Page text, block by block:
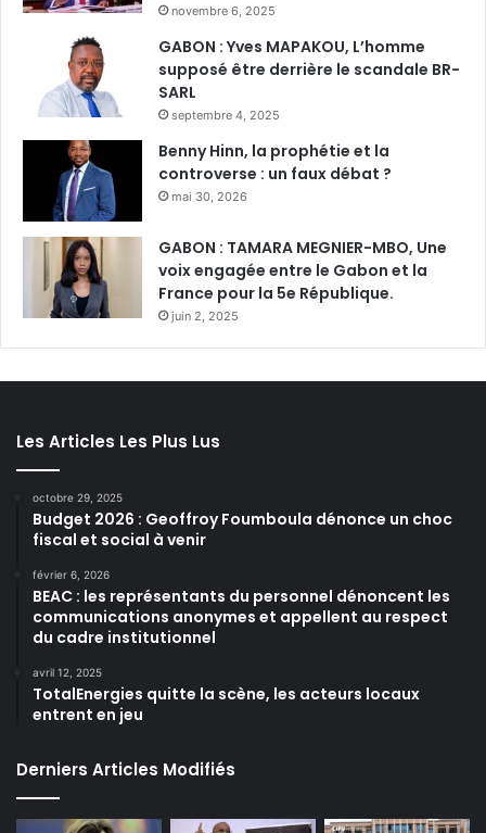
novembre 6, 2025
GABON : Yves MAPAKOU, L’homme
supposé être derrière le scandale BR-
SARL
septembre 4, 2025
Benny Hinn, la prophétie et la
controverse : un faux débat ?
mai 30, 2026
GABON : TAMARA MEGNIER-MBO, Une
voix engagée entre le Gabon et la
France pour la 5e République.
juin 2, 2025
Les Articles Les Plus Lus
octobre 29, 2025
Budget 2026 : Geoffroy Foumboula dénonce un choc
fiscal et social à venir
février 6, 2026
BEAC : les représentants du personnel dénoncent les
communications anonymes et appellent au respect
du cadre institutionnel
avril 12, 2025
TotalEnergies quitte la scène, les acteurs locaux
entrent en jeu
Derniers Articles Modifiés